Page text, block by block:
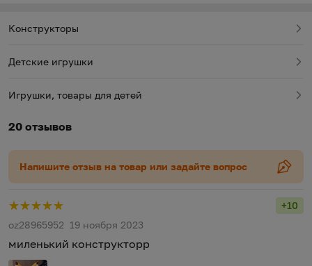
Конструкторы
Детские игрушки
Игрушки, товары для детей
20 отзывов
Напишите отзыв на товар или задайте вопрос
+10
oz28965952 19 ноября 2023
миленький конструкторр